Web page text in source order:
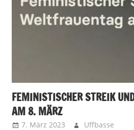
FEMINISTISCHER STREIK
AM 8. MÄRZ
7. März 2023 Uffbasse